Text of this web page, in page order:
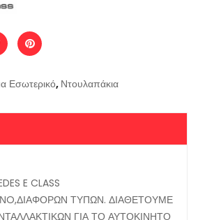
Εσωτερικό, Ντουλαπάκια
E CLASS
ΤΥΠΩΝ. ΔΙΑΘΕΤΟΥΜΕ
ΓΙΑ ΤΟ ΑΥΤΟΚΙΝΗΤΟ